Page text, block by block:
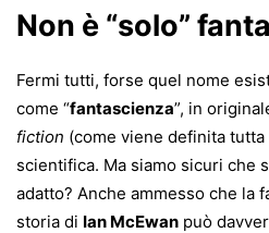
Non è “solo”
Fermi tutti, forse quel nome
come “fantascienza”, in
fiction (come viene definita tutta
scientifica. Ma siamo sicuri che
adatto? Anche ammesso che la
storia di Ian McEwan può